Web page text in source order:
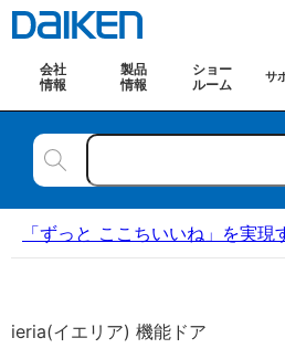
会社
情報
製品
情報
ショー
ルーム
サ
「ずっと ここちいいね」を実
ieria(イエリア) 機能ドア